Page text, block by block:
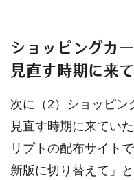
ショッピングカ
見直す時期に来
次に（2）ショッピン
見直す時期に来てい
リプトの配布サイト
新版に切り替えて」